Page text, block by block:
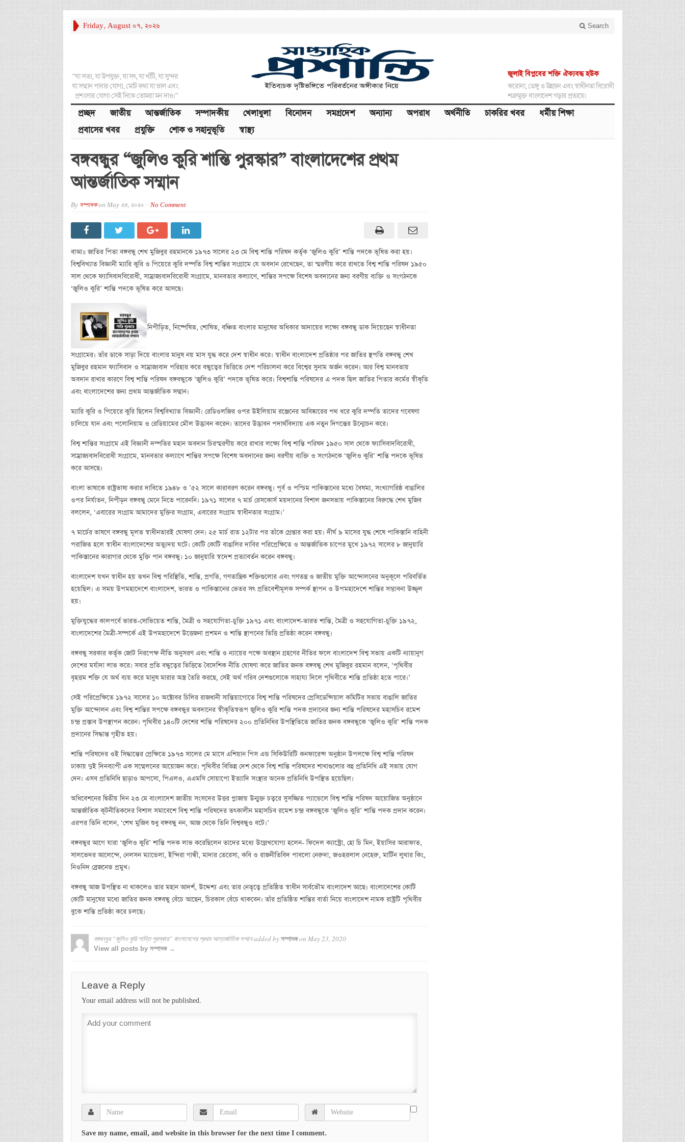
Friday, August 07, 2026 Search
“যা সত্য, যা উপযুক্ত, যা সৎ, যা খাঁটি, যা সুন্দর
যা সম্মান পাবার যোগ্য, মোট কথা যা ভাল এবং
প্রশংসার যোগ্য সেই দিকে তোমরা মন দাও।”
জুলাই বিপ্লবের শক্তি ঐক্যবদ্ধ হউক
করোনা, ডেঙ্গু ও উন্নয়ন এবং স্বাধীনতা বিরোধী
শত্রুমুক্ত বাংলাদেশ গড়ার প্রত্যয়ে।
প্রচ্ছদ জাতীয় আন্তর্জাতিক সম্পাদকীয় খেলাধুলা বিনোদন সমগ্রদেশ অন্যান্য অপরাধ অর্থনীতি চাকরির খবর
ধর্মীয় শিক্ষা
প্রবাসের খবর
প্রযুক্তি শোক ও সহানুভূতি স্বাস্থ্য
বঙ্গবন্ধুর “জুলিও কুরি শান্তি পুরস্কার” বাংলাদেশের প্রথম
আন্তর্জাতিক সম্মান
By সম্পাদকon May 23, 2020 No Comment
বাআ॥ জাতির পিতা বঙ্গবন্ধু শেখ মুজিবুর রহমানকে ১৯৭৩ সালের ২৩ মে বিশ্ব শান্তি পরিষদ কর্তৃক ‘জুলিও কুরি’ শান্তি পদকে ভূষিত করা হয়।
বিশ্ববিখ্যাত বিজ্ঞানী ম্যারি কুরি ও পিয়েরে কুরি দম্পতি বিশ্ব শান্তির সংগ্রামে যে অবদান রেখেছেন, তা স্মরণীয় করে রাখতে বিশ্ব শান্তি পরিষদ ১৯৫০
সাল থেকে ফ্যাসিবাদবিরোধী, সাম্রাজ্যবাদবিরোধী সংগ্রামে, মানবতার কল্যাণে, শান্তির সপক্ষে বিশেষ অবদানের জন্য বরণীয় ব্যক্তি ও সংগঠনকে
‘জুলিও কুরি’ শান্তি পদকে ভূষিত করে আসছে।
নিপীড়িত, নিষ্পেষিত, শোষিত, বঞ্চিত বাংলার মানুষের অধিকার আদায়ের লক্ষ্যে বঙ্গবন্ধু ডাক দিয়েছেন স্বাধীনতা
সংগ্রামের। তাঁর ডাকে সাড়া দিয়ে বাংলার মানুষ নয় মাস যুদ্ধ করে দেশ স্বাধীন করে। স্বাধীন বাংলাদেশ প্রতিষ্ঠার পর জাতির স্থপতি বঙ্গবন্ধু শেখ
মুজিবুর রহমান ফ্যাসিবাদ ও সাম্রাজ্যবাদ পরিহার করে বন্ধুত্বের ভিত্তিতে দেশ পরিচালনা করে বিশ্বের সুনাম অর্জন করেন। আর বিশ্ব মানবতায়
অবদান রাখার কারণে বিশ্ব শান্তি পরিষদ বঙ্গবন্ধুকে ‘জুলিও কুরি’ পদকে ভূষিত করে। বিশ্বশান্তি পরিষদের এ পদক ছিল জাতির পিতার কর্মের স্বীকৃতি
এবং বাংলাদেশের জন্য প্রথম আন্তর্জাতিক সম্মান।
ম্যারি কুরি ও পিয়েরে কুরি ছিলেন বিশ্ববিখ্যাত বিজ্ঞানী। রেডিওলজির ওপর উইলিয়াম রঞ্জেনের আবিষ্কারের পথ ধরে কুরি দম্পতি তাদের গবেষণা
চালিয়ে যান এবং পলোনিয়াম ও রেডিয়ামের মৌল উদ্ভাবন করেন। তাদের উদ্ভাবন পদার্থবিদ্যায় এক নতুন দিগন্তের উন্মোচন করে।
বিশ্ব শান্তির সংগ্রামে এই বিজ্ঞানী দম্পতির মহান অবদান চিরস্মরণীয় করে রাখার লক্ষ্যে বিশ্ব শান্তি পরিষদ ১৯৫০ সাল থেকে ফ্যাসিবাদবিরোধী,
সাম্রাজ্যবাদবিরোধী সংগ্রামে, মানবতার কল্যাণে শান্তির সপক্ষে বিশেষ অবদানের জন্য বরণীয় ব্যক্তি ও সংগঠনকে ‘জুলিও কুরি’ শান্তি পদকে ভূষিত
করে আসছে।
বাংলা ভাষাকে রাষ্ট্রভাষা করার দাবিতে ১৯৪৮ ও ’৫২ সালে কারাবরণ করেন বঙ্গবন্ধু। পূর্ব ও পশ্চিম পাকিস্তানের মধ্যে বৈষম্য, সংখ্যাগরিষ্ঠ বাঙালির
ওপর নির্যাতন, নিপীড়ন বঙ্গবন্ধু মেনে নিতে পারেননি। ১৯৭১ সালের ৭ মার্চ রেসকোর্স ময়দানের বিশাল জনসভায় পাকিস্তানের বিরুদ্ধে শেখ মুজিব
বললেন, ‘এবারের সংগ্রাম আমাদের মুক্তির সংগ্রাম, এবারের সংগ্রাম স্বাধীনতার সংগ্রাম।’
৭ মার্চের ভাষণে বঙ্গবন্ধু মূলত স্বাধীনতারই ঘোষণা দেন। ২৫ মার্চ রাত ১২টার পর তাঁকে গ্রেপ্তার করা হয়। দীর্ঘ ৯ মাসের যুদ্ধ শেষে পাকিস্তানি বাহিনী
পরাজিত হলে স্বাধীন বাংলাদেশের অভ্যুদয় ঘটে। কোটি কোটি বাঙালির দাবির পরিপ্রেক্ষিতে ও আন্তর্জাতিক চাপের মুখে ১৯৭২ সালের ৮ জানুয়ারি
পাকিস্তানের কারাগার থেকে মুক্তি পান বঙ্গবন্ধু। ১০ জানুয়ারি স্বদেশ প্রত্যাবর্তন করেন বঙ্গবন্ধু।
বাংলাদেশ যখন স্বাধীন হয় তখন বিশ্ব পরিস্থিতি, শান্তি, প্রগতি, গণতান্ত্রিক শক্তিগুলোর এবং গণতন্ত্র ও জাতীয় মুক্তি আন্দোলনের অনুকূলে পরিবর্তিত
হয়েছিল। এ সময় উপমহাদেশে বাংলাদেশ, ভারত ও পাকিস্তানের ভেতর সৎ প্রতিবেশীমূলক সম্পর্ক স্থাপন ও উপমহাদেশে শান্তির সম্ভাবনা উজ্জ্বল
হয়।
মুক্তিযুদ্ধের কালপর্বে ভারত-সোভিয়েত শান্তি, মৈত্রী ও সহযোগিতা-চুক্তি ১৯৭১ এবং বাংলাদেশ-ভারত শান্তি, মৈত্রী ও সহযোগিতা-চুক্তি ১৯৭২,
বাংলাদেশের মৈত্রী-সম্পর্কে এই উপমহাদেশে উত্তেজনা প্রশমন ও শান্তি স্থাপনের ভিত্তি প্রতিষ্ঠা করেন বঙ্গবন্ধু।
বঙ্গবন্ধু সরকার কর্তৃক জোট নিরপেক্ষ নীতি অনুসরণ এবং শান্তি ও ন্যায়ের পক্ষে অবস্থান গ্রহণের নীতির ফলে বাংলাদেশ বিশ্ব সভায় একটি ন্যায়ানুগ
দেশের মর্যাদা লাভ করে। সবার প্রতি বন্ধুত্বের ভিত্তিতে বৈদেশিক নীতি ঘোষণা করে জাতির জনক বঙ্গবন্ধু শেখ মুজিবুর রহমান বলেন, ‘পৃথিবীর
বৃহত্তম শক্তি যে অর্থ ব্যয় করে মানুষ মারার অস্ত্র তৈরি করছে, সেই অর্থ গরিব দেশগুলোকে সাহায্য দিলে পৃথিবীতে শান্তি প্রতিষ্ঠা হতে পারে।’
সেই পরিপ্রেক্ষিতে ১৯৭২ সালের ১০ অক্টোবর চিলির রাজধানী সান্তিয়াগোতে বিশ্ব শান্তি পরিষদের প্রেসিডেন্সিয়াল কমিটির সভায় বাঙালি জাতির
মুক্তি আন্দোলন এবং বিশ্ব শান্তির সপক্ষে বঙ্গবন্ধুর অবদানের স্বীকৃতিস্বরূপ জুলিও কুরি শান্তি পদক প্রদানের জন্য শান্তি পরিষদের মহাসচিব রমেশ
চন্দ্র প্রস্তাব উপস্থাপন করেন। পৃথিবীর ১৪০টি দেশের শান্তি পরিষদের ২০০ প্রতিনিধির উপস্থিতিতে জাতির জনক বঙ্গবন্ধুকে ‘জুলিও কুরি’ শান্তি পদক
প্রদানের সিদ্ধান্ত গৃহীত হয়।
শান্তি পরিষদের ওই সিদ্ধান্তের প্রেক্ষিতে ১৯৭৩ সালের মে মাসে এশিয়ান পিস এন্ড সিকিউরিটি কনফারেন্স অনুষ্ঠান উপলক্ষে বিশ্ব শান্তি পরিষদ
ঢাকায় দুই দিনব্যাপী এক সম্মেলনের আয়োজন করে। পৃথিবীর বিভিন্ন দেশ থেকে বিশ্ব শান্তি পরিষদের শাখাগুলোর বহু প্রতিনিধি এই সভায় যোগ
দেন। এসব প্রতিনিধি ছাড়াও আপসো, পিএলও, এএমসি সোয়াপো ইত্যাদি সংস্থার অনেক প্রতিনিধি উপস্থিত হয়েছিল।
অধিবেশনের দ্বিতীয় দিন ২৩ মে বাংলাদেশ জাতীয় সংসদের উত্তর প্লাজায় উন্মুক্ত চত্বরে সুসজ্জিত প্যান্ডেলে বিশ্ব শান্তি পরিষদ আয়োজিত অনুষ্ঠানে
আন্তর্জাতিক কূটনীতিকদের বিশাল সমাবেশে বিশ্ব শান্তি পরিষদের তৎকালীন মহাসচিব রমেশ চন্দ্র বঙ্গবন্ধুকে ‘জুলিও কুরি’ শান্তি পদক প্রদান করেন।
এরপর তিনি বলেন, ‘শেখ মুজিব শুধু বঙ্গবন্ধু নন, আজ থেকে তিনি বিশ্ববন্ধুও বটে।’
বঙ্গবন্ধুর আগে যারা ‘জুলিও কুরি’ শান্তি পদক লাভ করেছিলেন তাদের মধ্যে উল্লেখযোগ্য হলেন- ফিদেল ক্যাস্ট্রো, হো চি মিন, ইয়াসির আরাফাত,
সালভেদর আলেন্দে, নেলসন ম্যান্ডেলা, ইন্দিরা গান্ধী, মাদার তেরেসা, কবি ও রাজনীতিবিদ পাবলো নেরুদা, জওহরলাল নেহেরু, মার্টিন লুথার কিং,
নিওনিদ ব্রেজনেভ প্রমুখ।
বঙ্গবন্ধু আজ উপস্থিত না থাকলেও তার মহান আদর্শ, উদ্দেশ্য এবং তার নেতৃত্বে প্রতিষ্ঠিত স্বাধীন সার্বভৌম বাংলাদেশ আছে। বাংলাদেশের কোটি
কোটি মানুষের মধ্যে জাতির জনক বঙ্গবন্ধু বেঁচে আছেন, চিরকাল বেঁচে থাকবেন। তাঁর প্রতিষ্ঠিত শান্তির বার্তা নিয়ে বাংলাদেশ নামক রাষ্ট্রটি পৃথিবীর
বুকে শান্তি প্রতিষ্ঠা করে চলছে।
বঙ্গবন্ধুর “জুলিও কুরি শান্তি পুরস্কার” বাংলাদেশের প্রথম আন্তর্জাতিক সম্মানadded by সম্পাদকon May 23, 2020
View all posts by সম্পাদক →
Leave a Reply
Your email address will not be published.
Save my name, email, and website in this browser for the next time I comment.